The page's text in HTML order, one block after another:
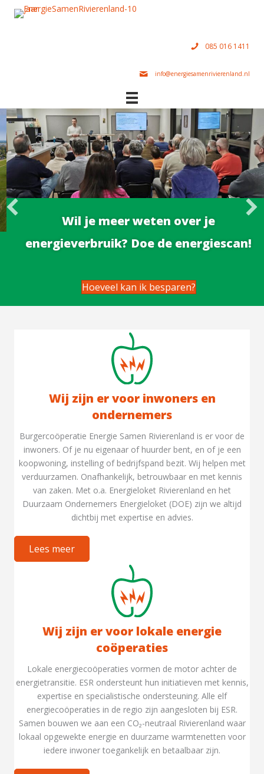
085 016 1411
info@energiesamenrivierenland.nl
Wil je meer weten over je
energieverbruik? Doe de energiescan!
Hoeveel kan ik besparen?
Wij zijn er voor inwoners en
ondernemers
Burgercoöperatie Energie Samen Rivierenland is er voor de
inwoners. Of je nu eigenaar of huurder bent, en of je een
koopwoning, instelling of bedrijfspand bezit. Wij helpen met
verduurzamen. Onafhankelijk, betrouwbaar en met kennis
van zaken. Met o.a. Energieloket Rivierenland en het
Duurzaam Ondernemers Energieloket (DOE) zijn we altijd
dichtbij met expertise en advies.
Lees meer
Wij zijn er voor lokale energie
coöperaties
Lokale energiecoöperaties vormen de motor achter de
energietransitie. ESR ondersteunt hun initiatieven met kennis,
expertise en specialistische ondersteuning. Alle elf
energiecoöperaties in de regio zijn aangesloten bij ESR.
Samen bouwen we aan een CO₂-neutraal Rivierenland waar
lokaal opgewekte energie en duurzame warmtenetten voor
iedere inwoner toegankelijk en betaalbaar zijn.